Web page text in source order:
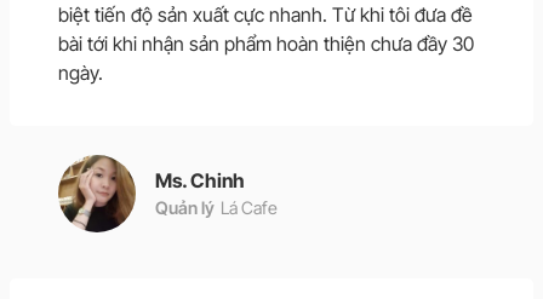
biệt tiến độ sản xuất cực nhanh. Từ khi tôi đưa đề
bài tới khi nhận sản phẩm hoàn thiện chưa đầy 30
ngày.
Ms. Chinh
Quản lý Lá Cafe